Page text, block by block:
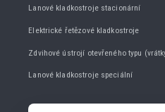
Lanové kladkostroje stacionární
Elektrické řetězové kladkostroje
Zdvihové ústrojí otevřeného typu
Lanové kladkostroje speciální